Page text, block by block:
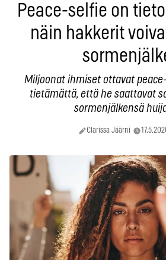
Peace-selfie on
näin hakkerit
Miljoonat ihmiset ottavat
tietämättä, että he saattavat
sormenjälkensä
Clarissa Jäärni